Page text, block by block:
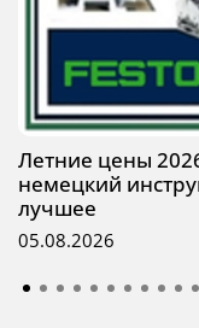
Летние цены
немецкий
лучшее
05.08.2026